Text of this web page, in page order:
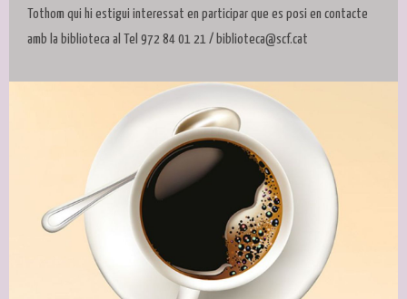
Tothom qui hi estigui interessat en participar que es posi en contacte
amb la biblioteca al Tel 972 84 01 21 / biblioteca@scf.cat